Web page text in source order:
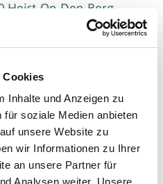
Cookies
Inhalte und Anzeigen zu
soziale Medien anbieten
unsere Website zu
wir Informationen zu Ihrer
an unsere Partner für
Analysen weiter. Unsere
Heist-Op-Den-Berg